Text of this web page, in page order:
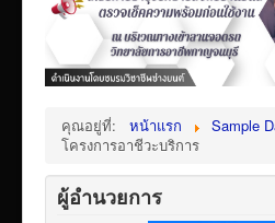
ติดต่อวิทยาลัย
แบบประเมินครูผู้สอน
ศูนย์ซ่อมสร้างเพื่อชุมชน
รวม Link หน้าเว็บ QRCode
กฎหมายด้านการศึกษา
คุณอยู่ที่: หน้าแรก
Sample
โครงการอาชีวะบริการ
ผู้อำนวยการ